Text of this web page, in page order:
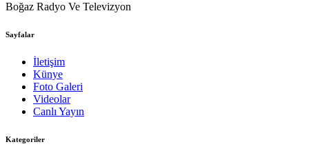
Boğaz Radyo Ve Televizyon
Sayfalar
İletişim
Künye
Foto Galeri
Videolar
Canlı Yayın
Kategoriler